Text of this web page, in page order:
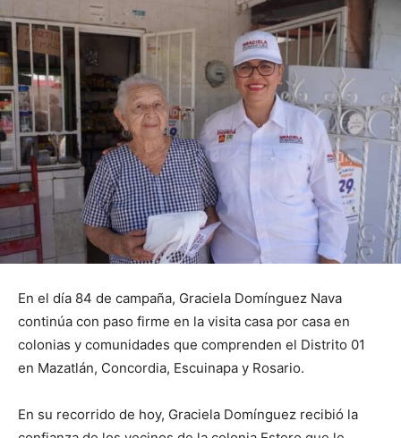
En el día 84 de campaña, Graciela Domínguez Nava
continúa con paso firme en la visita casa por casa en
colonias y comunidades que comprenden el Distrito 01
en Mazatlán, Concordia, Escuinapa y Rosario.
En su recorrido de hoy, Graciela Domínguez recibió la